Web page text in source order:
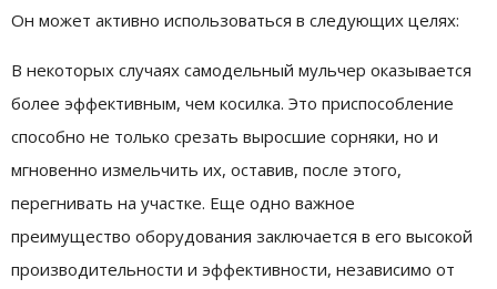
Он может активно использоваться в следующих целях:
В некоторых случаях самодельный мульчер оказывается
более эффективным, чем косилка. Это приспособление
способно не только срезать выросшие сорняки, но и
мгновенно измельчить их, оставив, после этого,
перегнивать на участке. Еще одно важное
преимущество оборудования заключается в его высокой
производительности и эффективности, независимо от